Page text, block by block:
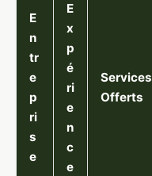
E
n
tr
e
p
ri
s
e
E
x
p
é
ri
e
n
c
e
Services
Offerts